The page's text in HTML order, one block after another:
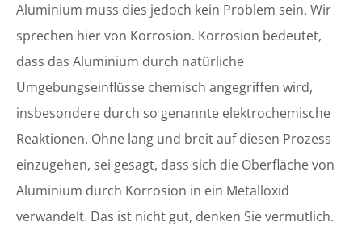
Aluminium muss dies jedoch kein Problem sein. Wir
sprechen hier von Korrosion. Korrosion bedeutet,
dass das Aluminium durch natürliche
Umgebungseinflüsse chemisch angegriffen wird,
insbesondere durch so genannte elektrochemische
Reaktionen. Ohne lang und breit auf diesen Prozess
einzugehen, sei gesagt, dass sich die Oberfläche von
Aluminium durch Korrosion in ein Metalloxid
verwandelt. Das ist nicht gut, denken Sie vermutlich.